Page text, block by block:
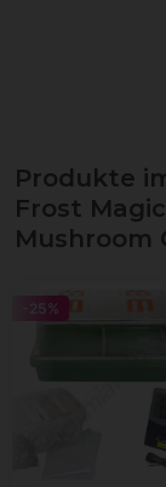
Produkte
Frost
Mushroom
-25%